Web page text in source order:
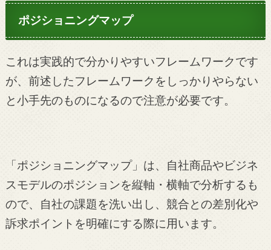
ポジショニングマップ
これは実践的で分かりやすいフレームワークです
が、前述したフレームワークをしっかりやらない
と小手先のものになるので注意が必要です。
「ポジショニングマップ」は、自社商品やビジネ
スモデルのポジションを縦軸・横軸で分析するも
ので、自社の課題を洗い出し、競合との差別化や
訴求ポイントを明確にする際に用います。